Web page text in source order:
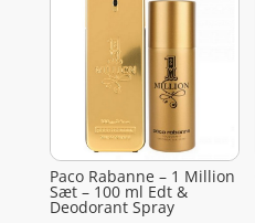
Paco Rabanne – 1 Million
Sæt – 100 ml Edt &
Deodorant Spray